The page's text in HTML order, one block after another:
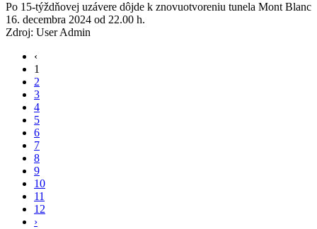
Po 15-týždňovej uzávere dôjde k znovuotvoreniu tunela Mont Blanc
16. decembra 2024 od 22.00 h.
Zdroj: User Admin
‹
1
2
3
4
5
6
7
8
9
10
11
12
›